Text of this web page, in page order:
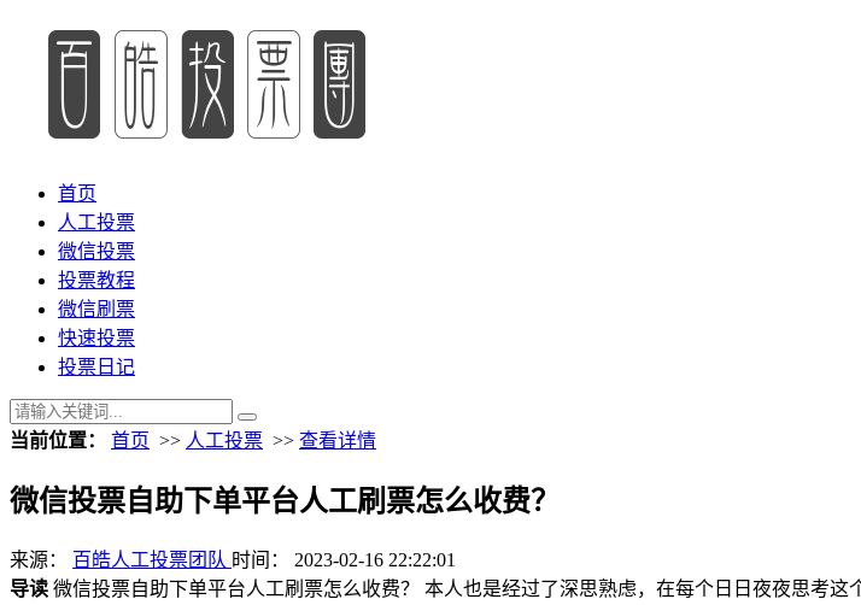
首页
人工投票
微信投票
投票教程
微信刷票
快速投票
投票日记
当前位置： 首页 >> 人工投票 >> 查看详情
微信投票自助下单平台人工刷票怎么收费？
来源： 百皓人工投票团队 时间： 2023-02-16 22:22:01
导读 微信投票自助下单平台人工刷票怎么收费？ 本人也是经过了深思熟虑，在每个日日夜夜思考